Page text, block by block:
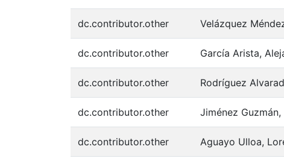
dc.contributor.other Velázquez
dc.contributor.other García Arista,
dc.contributor.other Rodríguez
dc.contributor.other Jiménez
dc.contributor.other Aguayo Ulloa,